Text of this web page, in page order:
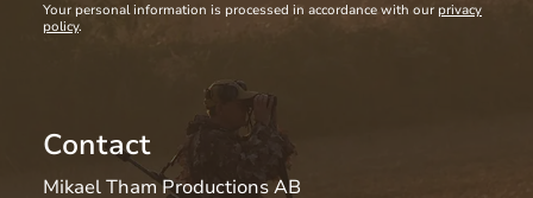
Your personal information is processed in accordance with our privacy
policy.
Contact
Mikael Tham Productions AB